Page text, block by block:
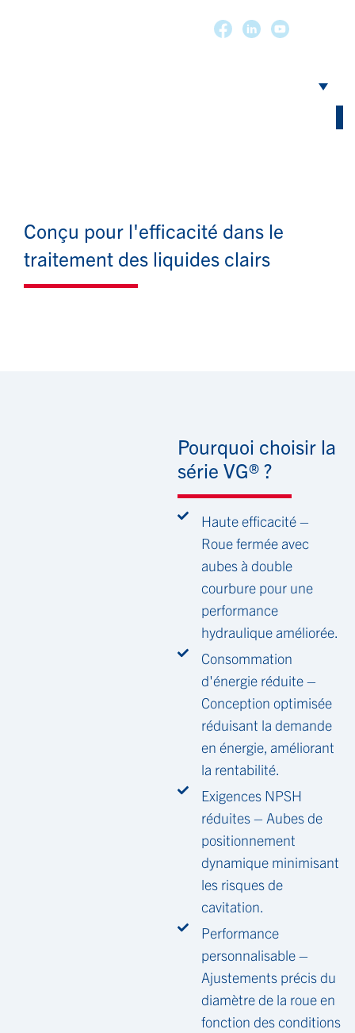
Conçu pour l'efficacité dans le
traitement des liquides clairs
Pourquoi choisir la
série VG® ?
Haute efficacité –
Roue fermée avec
aubes à double
courbure pour une
performance
hydraulique améliorée.
Consommation
d'énergie réduite –
Conception optimisée
réduisant la demande
en énergie, améliorant
la rentabilité.
Exigences NPSH
réduites – Aubes de
positionnement
dynamique minimisant
les risques de
cavitation.
Performance
personnalisable –
Ajustements précis du
diamètre de la roue en
fonction des conditions